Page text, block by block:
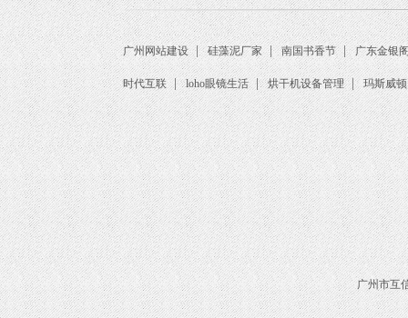
广州网站建设| 硅藻泥厂家| 南国书香节| 广东金银
时代互联 | loho眼镜生活| 烘干机设备管理| 玛斯威顿
广州市互